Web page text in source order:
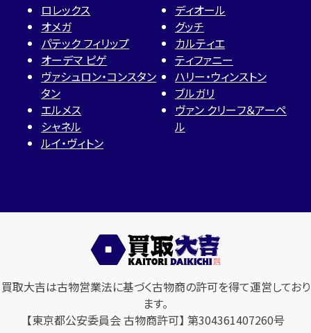
ロレックス
オメガ
パテック フィリップ
オーデマ ピゲ
ヴァシュロン・コンスタン
タン
エルメス
シャネル
ルイ・ヴィトン
ディオール
グッチ
カルティエ
ティファニー
ハリー・ウィンストン
ブルガリ
ヴァン クリーフ＆アーペ
ル
買取大吉は古物営業法に基づく古物商の許可を得て運営しており
ます。
【東京都公安委員会 古物商許可】 第304361407260号